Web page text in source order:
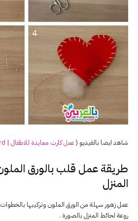
شاهد ايضا بالفيديو (عمل كارت معايدة للاطفال | pop-up card
طريقة عمل قلب بالورق
المنزل
عمل زهور سهلة من الورق الملون وتركيبها
روعة لحائط المنزل بالصورة .